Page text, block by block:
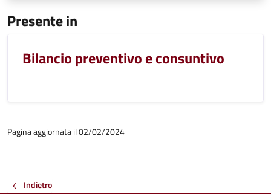
Presente in
Bilancio preventivo e consuntivo
Pagina aggiornata il 02/02/2024
Indietro